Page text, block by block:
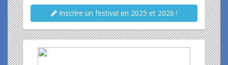
Inscrire un festival en 2025 et 2026 !